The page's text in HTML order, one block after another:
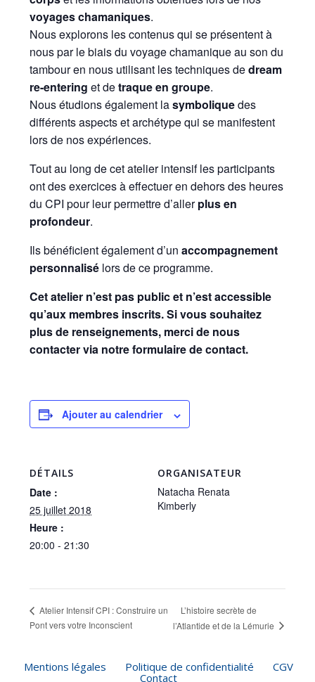
voyages chamaniques.
Nous explorons les contenus qui se présentent à
nous par le biais du voyage chamanique au son du
tambour en nous utilisant les techniques dedream
re-entering et detraque en groupe.
Nous étudions également lasymboliquedes
différents aspects et archétype qui se manifestent
lors de nos expériences.
Tout au long de cet atelier intensif les participants
ont des exercices à effectuer en dehors des heures
du CPI pour leur permettre d’allerplus en
profondeur.
Ils bénéficient également d’unaccompagnement
personnalisé lors de ce programme.
Cet atelier n’est pas public et n’est accessible
qu’aux membres inscrits. Si vous souhaitez
plus de renseignements, merci de nous
contacter via notre formulaire de contact.
Ajouter au calendrier
DÉTAILS
Date :
25 juillet 2018
Heure :
20:00 - 21:30
ORGANISATEUR
Natacha Renata
Kimberly
Atelier Intensif CPI : Construire un
Pont vers votre Inconscient
L’histoire secrète de
l’Atlantide et de la Lémurie
Mentions légales Politique de confidentialité
CGV
Contact